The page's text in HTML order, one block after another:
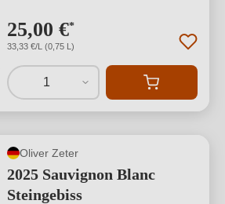
25,00 €*
33,33 €/L (0,75 L)
1
Oliver Zeter
2025 Sauvignon Blanc
Steingebiss